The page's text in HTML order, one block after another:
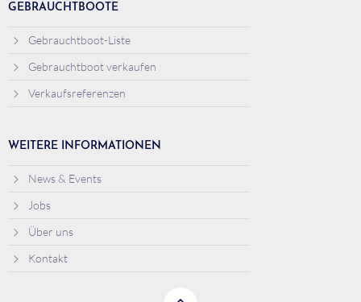
GEBRAUCHTBOOTE
Gebrauchtboot-Liste
Gebrauchtboot verkaufen
Verkaufsreferenzen
WEITERE INFORMATIONEN
News & Events
Jobs
Über uns
Kontakt